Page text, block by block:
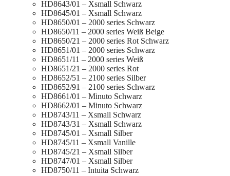
HD8643/01 – Xsmall Schwarz
HD8645/01 – Xsmall Schwarz
HD8650/01 – 2000 series Schwarz
HD8650/11 – 2000 series Weiß Beige
HD8650/21 – 2000 series Rot Schwarz
HD8651/01 – 2000 series Schwarz
HD8651/11 – 2000 series Weiß
HD8651/21 – 2000 series Rot
HD8652/51 – 2100 series Silber
HD8652/91 – 2100 series Schwarz
HD8661/01 – Minuto Schwarz
HD8662/01 – Minuto Schwarz
HD8743/11 – Xsmall Schwarz
HD8743/31 – Xsmall Schwarz
HD8745/01 – Xsmall Silber
HD8745/11 – Xsmall Vanille
HD8745/21 – Xsmall Silber
HD8747/01 – Xsmall Silber
HD8750/11 – Intuita Schwarz